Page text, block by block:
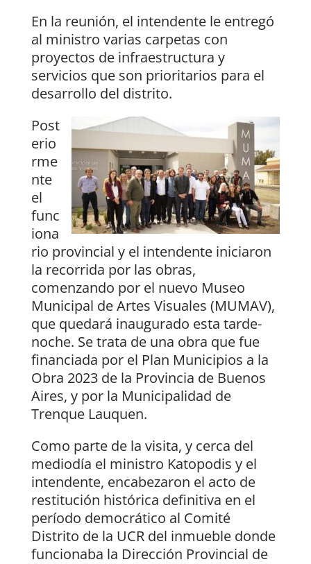
En la reunión, el intendente le entregó
al ministro varias carpetas con
proyectos de infraestructura y
servicios que son prioritarios para el
desarrollo del distrito.
Post
erio
rme
nte
el
func
iona
rio provincial y el intendente iniciaron
la recorrida por las obras,
comenzando por el nuevo Museo
Municipal de Artes Visuales (MUMAV),
que quedará inaugurado esta tarde-
noche. Se trata de una obra que fue
financiada por el Plan Municipios a la
Obra 2023 de la Provincia de Buenos
Aires, y por la Municipalidad de
Trenque Lauquen.
Como parte de la visita, y cerca del
mediodía el ministro Katopodis y el
intendente, encabezaron el acto de
restitución histórica definitiva en el
período democrático al Comité
Distrito de la UCR del inmueble donde
funcionaba la Dirección Provincial de